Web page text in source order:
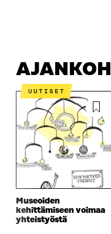
UUTISET
Museoiden
kehittämiseen voimaa
yhteistyöstä